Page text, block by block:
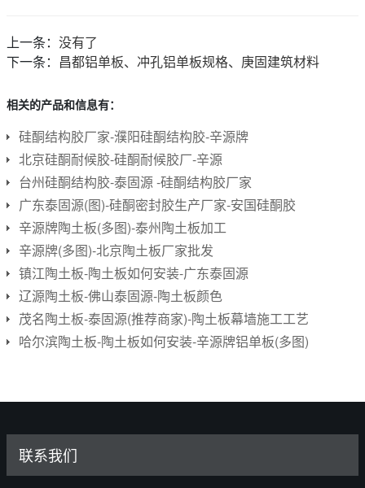
上一条： 没有了
下一条： 昌都铝单板、冲孔铝单板规格、庚固建筑材料
相关的产品和信息有：
硅酮结构胶厂家-濮阳硅酮结构胶-辛源牌
北京硅酮耐候胶-硅酮耐候胶厂-辛源
台州硅酮结构胶-泰固源 -硅酮结构胶厂家
广东泰固源(图)-硅酮密封胶生产厂家-安国硅酮胶
辛源牌陶土板(多图)-泰州陶土板加工
辛源牌(多图)-北京陶土板厂家批发
镇江陶土板-陶土板如何安装-广东泰固源
辽源陶土板-佛山泰固源-陶土板颜色
茂名陶土板-泰固源(推荐商家)-陶土板幕墙施工工艺
哈尔滨陶土板-陶土板如何安装-辛源牌铝单板(多图)
联系我们